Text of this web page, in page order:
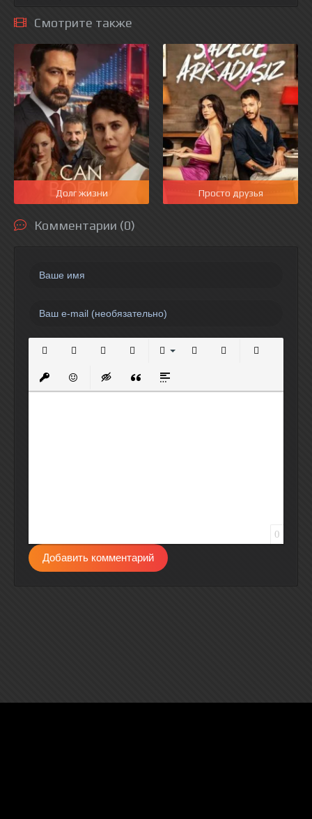
Смотрите также
Долг жизни Просто друзья
Комментарии (0)
Вставить защищенную ссылку
Вставить смайлик
Вставка скрытого текста
Вставка цитаты
Вставка спойлера
0
Добавить комментарий